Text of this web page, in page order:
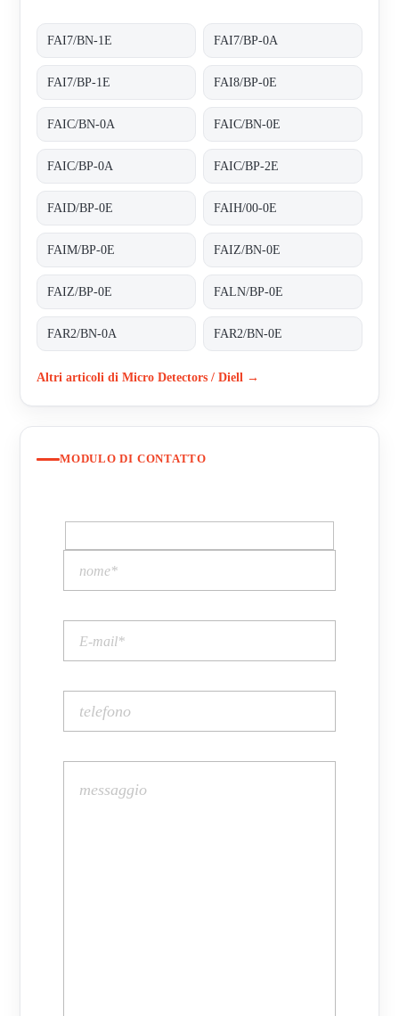
FAI7/BN-1E FAI7/BP-0A
FAI7/BP-1E FAI8/BP-0E
FAIC/BN-0A FAIC/BN-0E
FAIC/BP-0A FAIC/BP-2E
FAID/BP-0E FAIH/00-0E
FAIM/BP-0E FAIZ/BN-0E
FAIZ/BP-0E FALN/BP-0E
FAR2/BN-0A FAR2/BN-0E
Altri articoli di Micro Detectors / Diell →
MODULO DI CONTATTO